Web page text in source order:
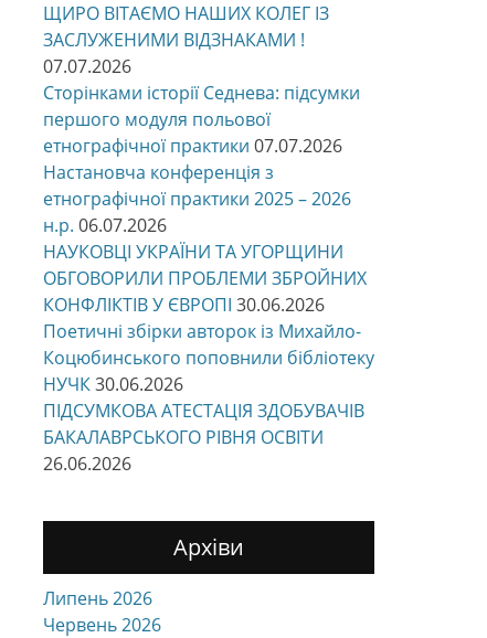
ЩИРО ВІТАЄМО НАШИХ КОЛЕГ ІЗ
ЗАСЛУЖЕНИМИ ВІДЗНАКАМИ !
07.07.2026
Сторінками історії Седнева: підсумки
першого модуля польової
етнографічної практики 07.07.2026
Настановча конференція з
етнографічної практики 2025 – 2026
н.р. 06.07.2026
НАУКОВЦІ УКРАЇНИ ТА УГОРЩИНИ
ОБГОВОРИЛИ ПРОБЛЕМИ ЗБРОЙНИХ
КОНФЛІКТІВ У ЄВРОПІ 30.06.2026
Поетичні збірки авторок із Михайло-
Коцюбинського поповнили бібліотеку
НУЧК30.06.2026
ПІДСУМКОВА АТЕСТАЦІЯ ЗДОБУВАЧІВ
БАКАЛАВРСЬКОГО РІВНЯ ОСВІТИ
26.06.2026
Архіви
Липень 2026
Червень 2026